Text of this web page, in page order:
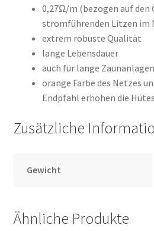
0,27Ω/m (bezogen auf
stromführenden Litzen im
extrem robuste Qualität
lange Lebensdauer
auch für lange
orange Farbe des Netzes
Endpfahl erhöhen die
Zusätzliche
Gewicht
Ähnliche Produkte